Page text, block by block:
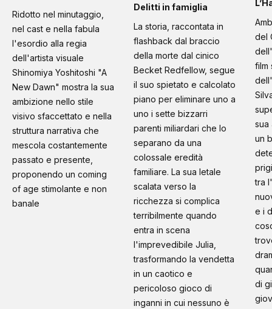
Ridotto nel minutaggio,
nel cast e nella fabula
l'esordio alla regia
dell'artista visuale
Shinomiya Yoshitoshi "A
New Dawn" mostra la sua
ambizione nello stile
visivo sfaccettato e nella
struttura narrativa che
mescola costantemente
passato e presente,
proponendo un coming
of age stimolante e non
banale
Delitti in famiglia
La storia, raccontata in
flashback dal braccio
della morte dal cinico
Becket Redfellow, segue
il suo spietato e calcolato
piano per eliminare uno a
uno i sette bizzarri
parenti miliardari che lo
separano da una
colossale eredità
familiare. La sua letale
scalata verso la
ricchezza si complica
terribilmente quando
entra in scena
l'imprevedibile Julia,
trasformando la vendetta
in un caotico e
pericoloso gioco di
inganni in cui nessuno è
del
film
sua
un
tra
e i
di